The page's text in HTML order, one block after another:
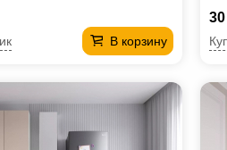
В корзину